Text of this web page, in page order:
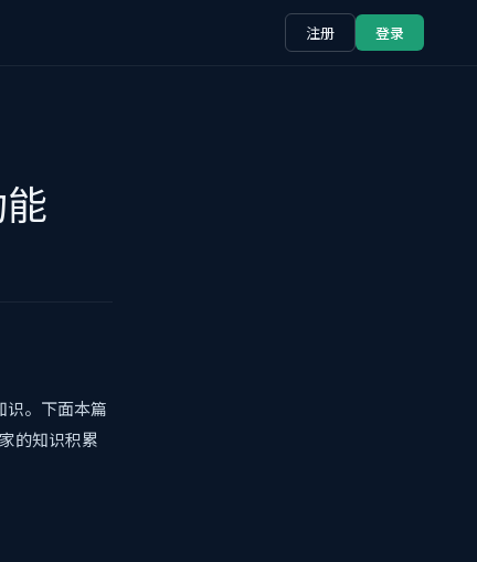
注册 登录
识。下面本篇
的知识积累